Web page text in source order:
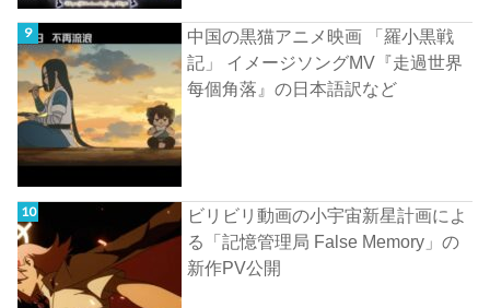
中国の黒猫アニメ映画 「羅小黒戦
記」 イメージソングMV『走過世界
每個角落』の日本語訳など
ビリビリ動画の小宇宙新星計画によ
る「記憶管理局 False Memory」の
新作PV公開